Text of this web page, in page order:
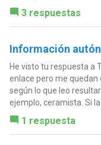
3 respuestas
Información
He visto tu respuesta a
enlace pero me
según lo que leo
ejemplo, ceramista. Si
1 respuesta